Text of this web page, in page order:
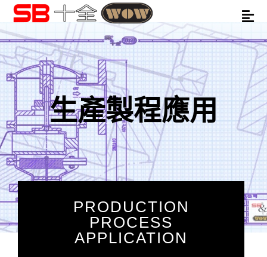
生產製程應用
PRODUCTION
PROCESS
APPLICATION